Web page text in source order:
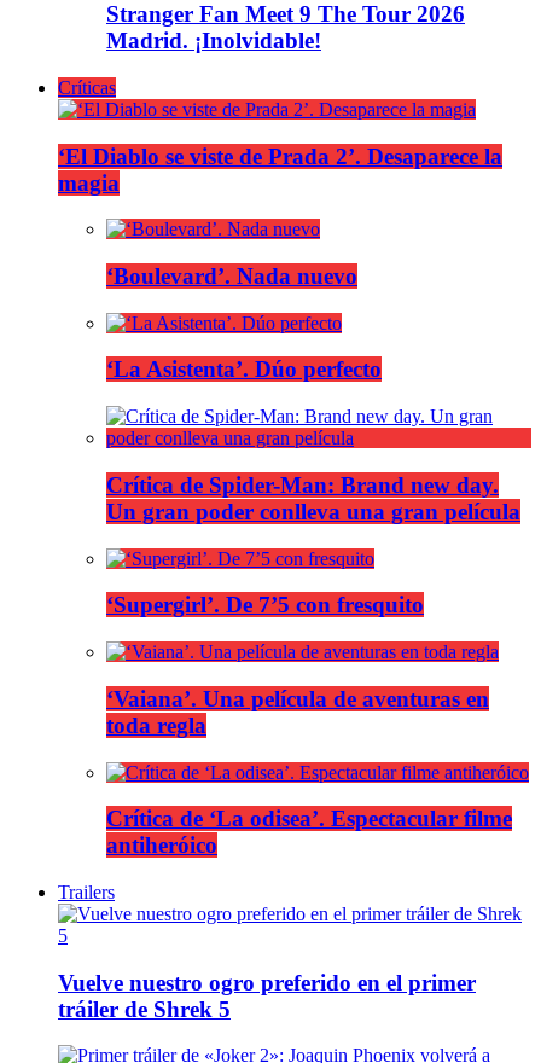
Stranger Fan Meet 9 The Tour 2026
Madrid. ¡Inolvidable!
Críticas
‘El Diablo se viste de Prada 2’. Desaparece la
magia
‘Boulevard’. Nada nuevo
‘La Asistenta’. Dúo perfecto
Crítica de Spider-Man: Brand new day.
Un gran poder conlleva una gran película
‘Supergirl’. De 7’5 con fresquito
‘Vaiana’. Una película de aventuras en
toda regla
Crítica de ‘La odisea’. Espectacular filme
antiheróico
Trailers
Vuelve nuestro ogro preferido en el primer
tráiler de Shrek 5